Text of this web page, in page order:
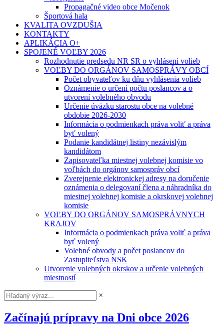
Propagačné video obce Močenok
Športová hala
KVALITA OVZDUŠIA
KONTAKTY
APLIKÁCIA O+
SPOJENÉ VOĽBY 2026
Rozhodnutie predsedu NR SR o vyhlásení volieb
VOĽBY DO ORGÁNOV SAMOSPRÁVY OBCÍ
Počet obyvateľov ku dňu vyhlásenia volieb
Oznámenie o určení počtu poslancov a o
utvorení volebného obvodu
Určenie úväzku starostu obce na volebné
obdobie 2026-2030
Informácia o podmienkach práva voliť a práva
byť volený
Podanie kandidátnej listiny nezávislým
kandidátom
Zapisovateľka miestnej volebnej komisie vo
voľbách do orgánov samospráv obcí
Zverejnenie elektronickej adresy na doručenie
oznámenia o delegovaní člena a náhradníka do
miestnej volebnej komisie a okrskovej volebnej
komisie
VOĽBY DO ORGÁNOV SAMOSPRÁVNYCH
KRAJOV
Informácia o podmienkach práva voliť a práva
byť volený
Volebné obvody a počet poslancov do
Zastupiteľstva NSK
Utvorenie volebných okrskov a určenie volebných
miestností
×
Začínajú prípravy na Dni obce 2026